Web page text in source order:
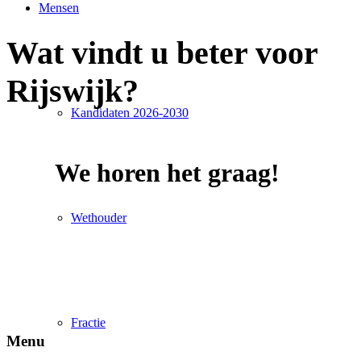
Mensen
Kandidaten 2026-2030
Wethouder
Fractie
Wat vindt u beter voor
Rijswijk?
We horen het graag!
Menu